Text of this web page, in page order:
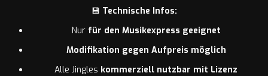
💾 Technische Infos:
Nur für den Musikexpress geeignet
Modifikation gegen Aufpreis möglich
Alle Jingles kommerziell nutzbar mit Lizenz